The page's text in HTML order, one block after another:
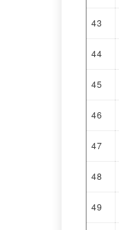
43
44
45
46
47
48
49